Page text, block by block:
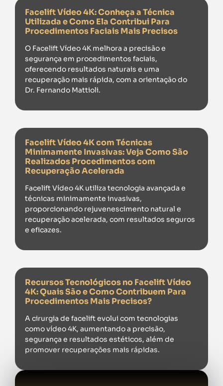
Facelift Vídeo 4K: Conheça a Técnica
Utilizada e Como Ela Contribui Para
Procedimentos Faciais Mais Precisos
O Facelift Vídeo 4K melhora a precisão e
segurança em procedimentos faciais,
oferecendo resultados naturais e uma
recuperação mais rápida, com a orientação do
Dr. Fernando Mattioli.
Facelift Vídeo 4K com Técnicas
Minimamente Invasivas: Veja Como São
Realizados Procedimentos com
Recuperação Acelerada
Facelift Vídeo 4K utiliza tecnologia avançada e
técnicas minimamente invasivas,
proporcionando rejuvenescimento natural e
recuperação acelerada, com resultados seguros
e eficazes.
Recursos Tecnológicos no Facelift Vídeo
4K: Quais São e Como Contribuem Para
Procedimentos Mais Precisos?
A cirurgia de facelift evolui com tecnologias
como vídeo 4K, aumentando a precisão,
segurança e resultados estéticos, além de
promover recuperações mais rápidas.